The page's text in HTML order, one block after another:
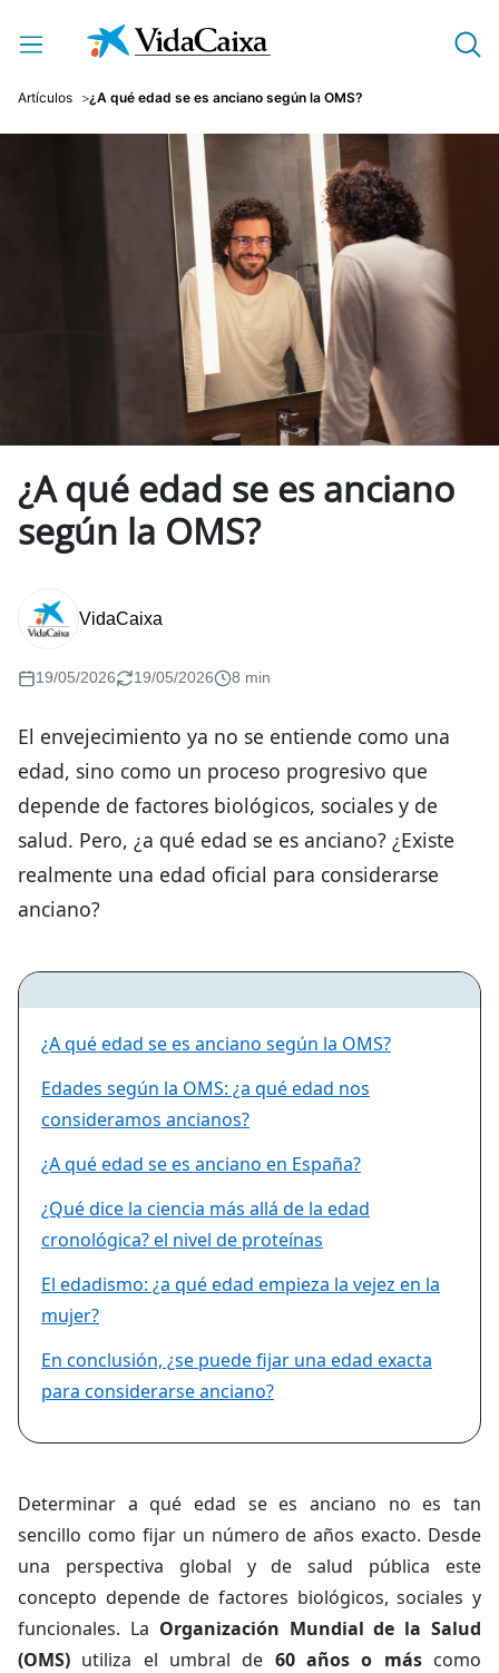
Saltar al contenido principal
Artículos ¿A qué edad se es anciano según la OMS?
¿A qué edad se es anciano
según la OMS?
VidaCaixa
19/05/2026 19/05/2026 8 min
El envejecimiento ya no se entiende como una
edad, sino como un proceso progresivo que
depende de factores biológicos, sociales y de
salud. Pero, ¿a qué edad se es anciano? ¿Existe
realmente una edad oficial para considerarse
anciano?
¿A qué edad se es anciano según la OMS?
Edades según la OMS: ¿a qué edad nos
consideramos ancianos?
¿A qué edad se es anciano en España?
¿Qué dice la ciencia más allá de la edad
cronológica? el nivel de proteínas
El edadismo: ¿a qué edad empieza la vejez en la
mujer?
En conclusión, ¿se puede fijar una edad exacta
para considerarse anciano?
Determinar a qué edad se es anciano no es tan
sencillo como fijar un número de años exacto. Desde
una perspectiva global y de salud pública este
concepto depende de factores biológicos, sociales y
funcionales. La Organización Mundial de la Salud
(OMS) utiliza el umbral de 60 años o máscomo